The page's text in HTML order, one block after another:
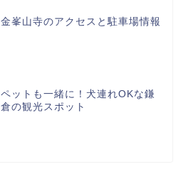
金峯山寺のアクセスと駐車場情報
ペットも一緒に！犬連れOKな鎌
倉の観光スポット